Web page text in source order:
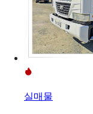
실매물